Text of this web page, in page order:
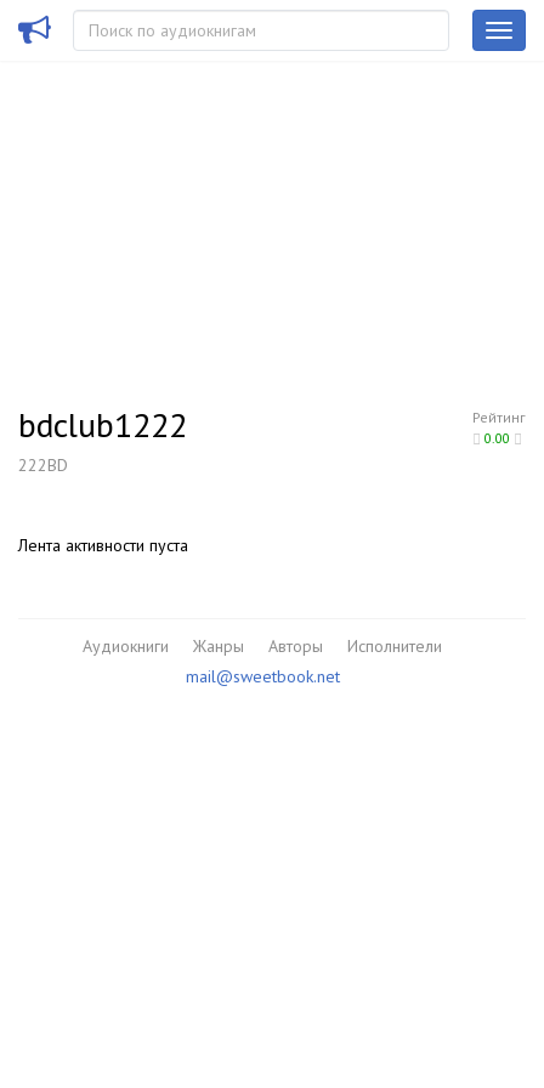
Рейтинг
0.00
bdclub1222
222BD
Лента активности пуста
Аудиокниги Жанры Авторы
Исполнители
mail@sweetbook.net